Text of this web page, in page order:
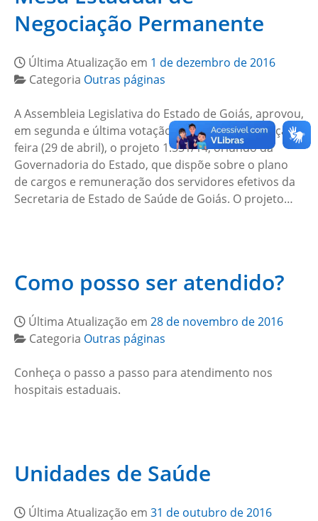
Negociação Permanente
Última Atualização em 1 de dezembro de 2016
Categoria Outras páginas
A Assembleia Legislativa do Estado de Goiás, aprovou,
em segunda e última votação, na tarde dessa terça-
feira (29 de abril), o projeto 1.551/14, oriundo da
Governadoria do Estado, que dispõe sobre o plano
de cargos e remuneração dos servidores efetivos da
Secretaria de Estado de Saúde de Goiás. O projeto…
Como posso ser atendido?
Última Atualização em 28 de novembro de 2016
Categoria Outras páginas
Conheça o passo a passo para atendimento nos
hospitais estaduais.
Unidades de Saúde
Última Atualização em 31 de outubro de 2016